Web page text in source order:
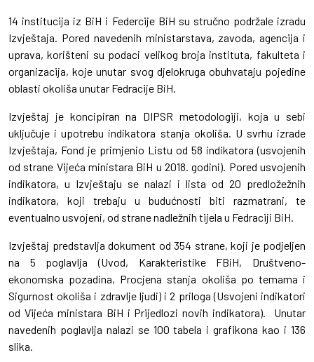
14 institucija iz BiH i Federcije BiH su stručno podržale izradu
Izvještaja. Pored navedenih ministarstava, zavoda, agencija i
uprava, korišteni su podaci velikog broja instituta, fakulteta i
organizacija, koje unutar svog djelokruga obuhvataju pojedine
oblasti okoliša unutar Fedracije BiH.
Izvještaj je koncipiran na DIPSR metodologiji, koja u sebi
uključuje i upotrebu indikatora stanja okoliša. U svrhu izrade
Izvještaja, Fond je primjenio Listu od 58 indikatora (usvojenih
od strane Vijeća ministara BiH u 2018. godini). Pored usvojenih
indikatora, u Izvještaju se nalazi i lista od 20 predložežnih
indikatora, koji trebaju u budućnosti biti razmatrani, te
eventualno usvojeni, od strane nadležnih tijela u Fedraciji BiH.
Izvještaj predstavlja dokument od 354 strane, koji je podjeljen
na 5 poglavlja (Uvod, Karakteristike FBiH, Društveno-
ekonomska pozadina, Procjena stanja okoliša po temama i
Sigurnost okoliša i zdravlje ljudi) i 2 priloga (Usvojeni indikatori
od Vijeća ministara BiH i Prijedlozi novih indikatora). Unutar
navedenih poglavlja nalazi se 100 tabela i grafikona kao i 136
slika.